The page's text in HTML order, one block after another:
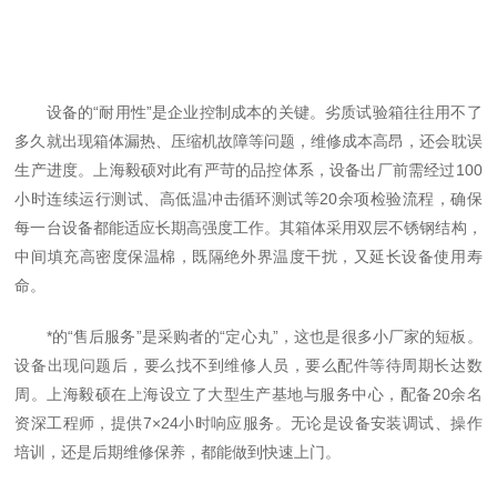
设备的“耐用性”是企业控制成本的关键。劣质试验箱往往用不了
多久就出现箱体漏热、压缩机故障等问题，维修成本高昂，还会耽误
生产进度。上海毅硕对此有严苛的品控体系，设备出厂前需经过100
小时连续运行测试、高低温冲击循环测试等20余项检验流程，确保
每一台设备都能适应长期高强度工作。其箱体采用双层不锈钢结构，
中间填充高密度保温棉，既隔绝外界温度干扰，又延长设备使用寿
命。
*的“售后服务”是采购者的“定心丸”，这也是很多小厂家的短板。
设备出现问题后，要么找不到维修人员，要么配件等待周期长达数
周。上海毅硕在上海设立了大型生产基地与服务中心，配备20余名
资深工程师，提供7×24小时响应服务。无论是设备安装调试、操作
培训，还是后期维修保养，都能做到快速上门。